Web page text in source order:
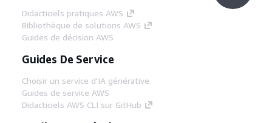
Didacticiels pratiques AWS
Bibliothèque de solutions AWS
Guides de décision AWS
Guides De Service
Choisir un service d'IA générative
Guides de service AWS
Didacticiels AWS CLI sur GitHub